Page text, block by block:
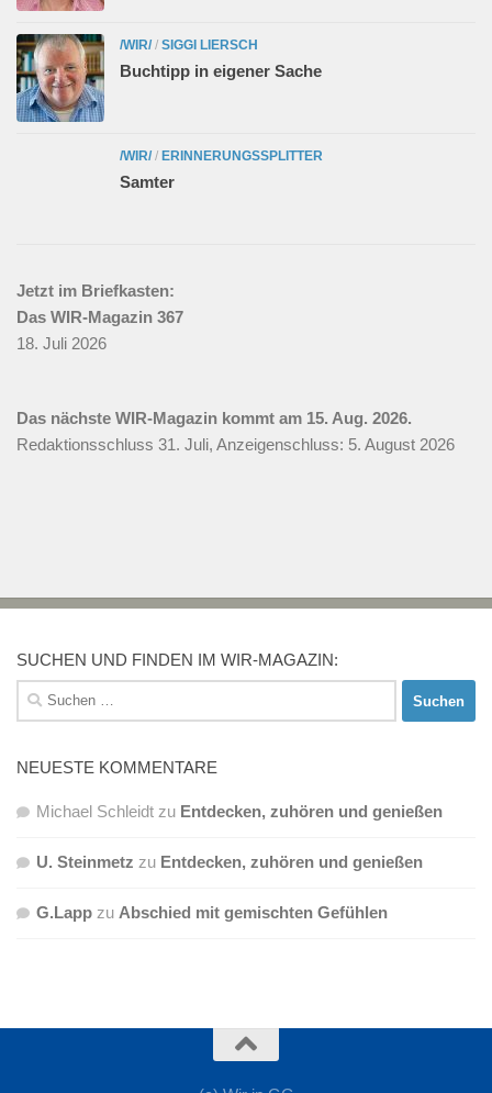
/WIR/ / SIGGI LIERSCH
Buchtipp in eigener Sache
/WIR/ / ERINNERUNGSSPLITTER
Samter
Jetzt im Briefkasten:
Das WIR-Magazin 367
18. Juli 2026
Das nächste WIR-Magazin kommt am 15. Aug. 2026.
Redaktionsschluss 31. Juli, Anzeigenschluss: 5. August 2026
SUCHEN UND FINDEN IM WIR-MAGAZIN:
Suchen
nach:
NEUESTE KOMMENTARE
Michael Schleidt zu Entdecken, zuhören und genießen
U. Steinmetz zu Entdecken, zuhören und genießen
G.Lapp zu Abschied mit gemischten Gefühlen